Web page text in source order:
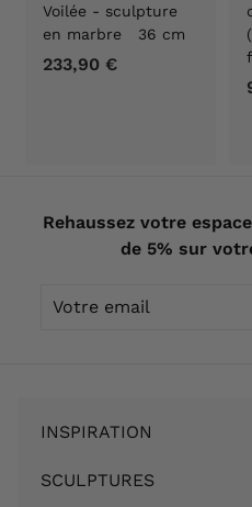
Voilée - sculpture
en marbre 36 cm
233,90 €
€
Rehaussez votre
de 5% sur
Votre
INSPIRATION
Ouvrir
le
SCULPTURES
Ouvrir